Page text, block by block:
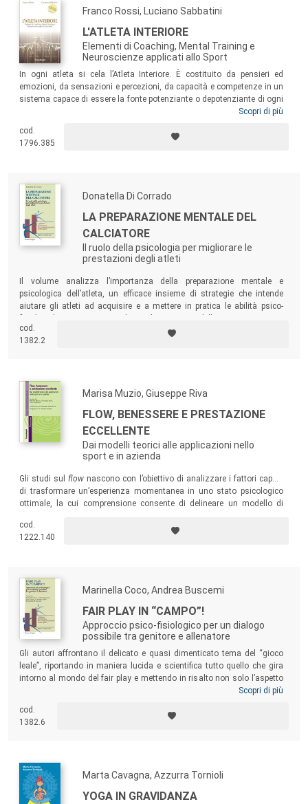
Franco Rossi, Luciano Sabbatini
L'ATLETA INTERIORE
Elementi di Coaching, Mental Training e
Neuroscienze applicati allo Sport
In ogni atleta si cela l’Atleta Interiore. È costituito da pensieri ed
emozioni, da sensazioni e percezioni, da capacità e competenze in un
sistema capace di essere la fonte potenziante o depotenziante di ogni
espressione sportiva. Una dimensione interiore che deve essere
sia nell’alto livello. Un libro dedicato agli allenatori, ma ricco di spunti
di riflessione e suggerimenti anche per atleti e mental coach.
Scopri di più
cod.
1796.385
Donatella Di Corrado
LA PREPARAZIONE MENTALE DEL
CALCIATORE
Il ruolo della psicologia per migliorare le
prestazioni degli atleti
Il volume analizza l’importanza della preparazione mentale e
psicologica dell’atleta, un efficace insieme di strategie che intende
aiutare gli atleti ad acquisire e a mettere in pratica le abilità psico-
allenamento e in gara. Uno strumento didattico e formativo utile per
allenatori, atleti professionisti o appassionati di calcio.
cod.
1382.2
Marisa Muzio, Giuseppe Riva
FLOW, BENESSERE E PRESTAZIONE
ECCELLENTE
Dai modelli teorici alle applicazioni nello
sport e in azienda
Gli studi sulflow nascono con l’obiettivo di analizzare i fattori capaci
di trasformare un’esperienza momentanea in uno stato psicologico
ottimale, la cui comprensione consente di delineare un modello di
presupposto per risultati eccellenti.
cod.
1222.140
Marinella Coco, Andrea Buscemi
FAIR PLAY IN “CAMPO”!
Approccio psico-fisiologico per un dialogo
possibile tra genitore e allenatore
Gli autori affrontano il delicato e quasi dimenticato tema del “gioco
leale”, riportando in maniera lucida e scientifica tutto quello che gira
intorno al mondo del fair play e mettendo in risalto non solo l’aspetto
emozionale e relazionale ma anche quello somatico e
“allenatore-genitore”, il testo contribuisce a delineare un momento di
analisi del comportamento sportivo dentro e fuori dai campi di gioco.
Scopri di più
cod.
1382.6
Marta Cavagna, Azzurra Tornioli
YOGA IN GRAVIDANZA